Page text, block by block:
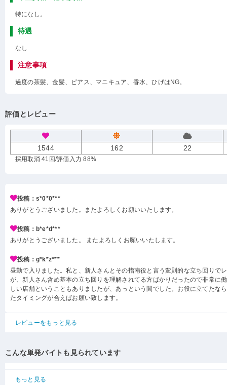
特になし。
待遇
なし
注意事項
過度の茶髪、金髪、ピアス、マニキュア、香水、ひげはNG。
評価とレビュー
1544 162 22
採用取消 41回/評価入力 88%
投稿：s*0*0***
ありがとうございました。またよろしくお願いいたします。
投稿：b*e*d***
ありがとうございました。 またよろしくお願いいたします。
投稿：g*k*z***
昼勤で入りました。私と、新人さんとその指南役と言う変則的な立ち回りで
が、新人さん含め基本の立ち回りを理解されてる方ばかりだったので非常に
しい店舗ということもありましたが、あっという間でした。お役に立てたな
たタイミングが合えばお願い致します。
レビューをもっと見る
こんな単発バイトも見られています
もっと見る